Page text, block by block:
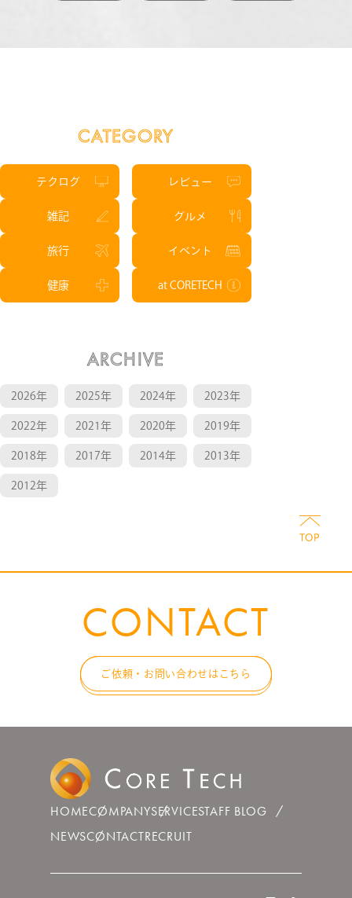
CATEGORY
テクログ レビュー
雑記 グルメ
旅行 イベント
健康 at CORETECH
ARCHIVE
2026年 2025年 2024年 2023年
2022年 2021年 2020年 2019年
2018年 2017年 2014年 2013年
2012年
CONTACT
ご依頼・お問い合わせはこちら
HOMECOMPANYSERVICESTAFF BLOG
NEWSCONTACTRECRUIT